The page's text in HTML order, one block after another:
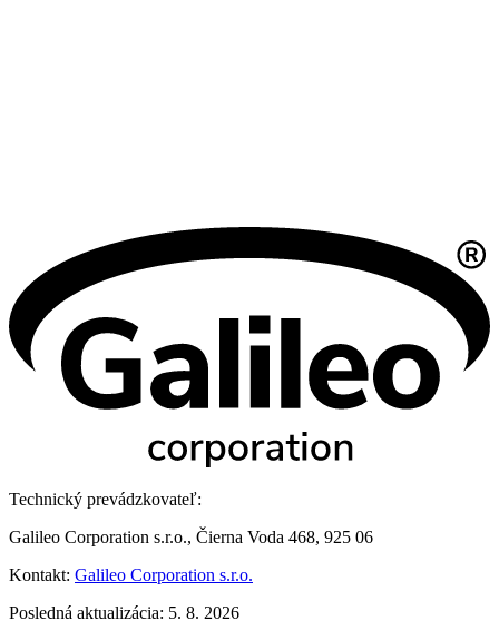
Technický prevádzkovateľ:
Galileo Corporation s.r.o., Čierna Voda 468, 925 06
Kontakt: Galileo Corporation s.r.o.
Posledná aktualizácia: 5. 8. 2026